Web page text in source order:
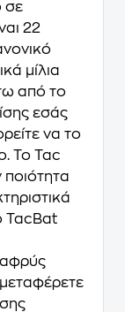
σε
22
μίλια
από το
εσάς
να το
Το Tac
ποιότητα
TacBat